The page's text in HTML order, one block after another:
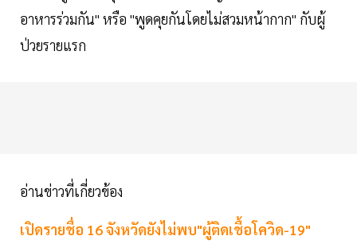
อาหารร่วมกัน" หรือ "พูดคุยกันโดยไม่สวมหน้ากาก" กับผู้
ป่วยรายแรก
อ่านข่าวที่เกี่ยวข้อง
เปิดรายชื่อ 16 จังหวัดยังไม่พบ"ผู้ติดเชื้อโควิด-19"